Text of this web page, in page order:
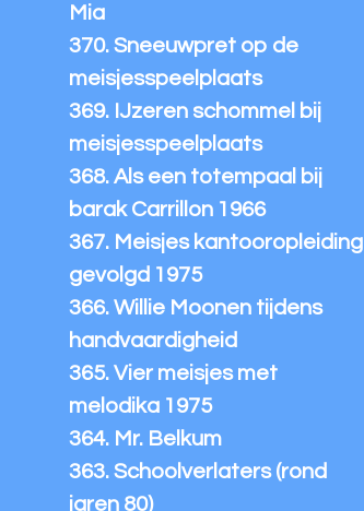
Mia
370. Sneeuwpret op de
meisjesspeelplaats
369. IJzeren schommel bij
meisjesspeelplaats
368. Als een totempaal bij
barak Carrillon 1966
367. Meisjes kantooropleiding
gevolgd 1975
366. Willie Moonen tijdens
handvaardigheid
365. Vier meisjes met
melodika 1975
364. Mr. Belkum
363. Schoolverlaters (rond
jaren 80)